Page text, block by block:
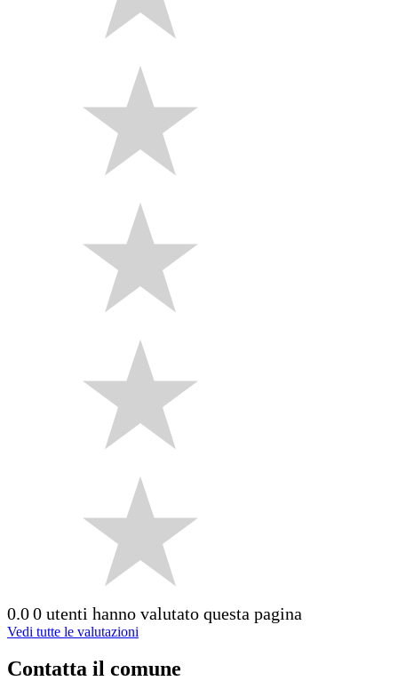
0.00 utenti hanno valutato questa pagina
Vedi tutte le valutazioni
Contatta il comune